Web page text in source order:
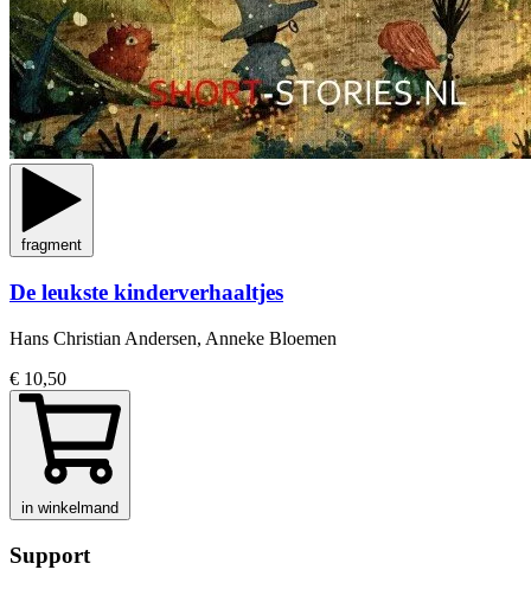
fragment
De leukste kinderverhaaltjes
Hans Christian Andersen, Anneke Bloemen
€ 10,50
in winkelmand
Support